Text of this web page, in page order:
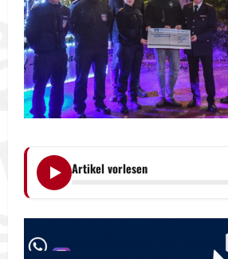
Artikel vorlesen